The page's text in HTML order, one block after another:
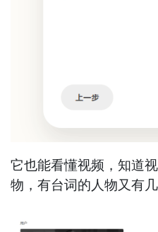
它也能看懂视频，知道
物，有台词的人物又有几